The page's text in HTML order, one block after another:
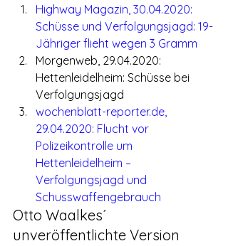
Highway Magazin, 30.04.2020:
Schüsse und Verfolgungsjagd: 19-
Jähriger flieht wegen 3 Gramm
Morgenweb, 29.04.2020:
Hettenleidelheim: Schüsse bei
Verfolgungsjagd
wochenblatt-reporter.de,
29.04.2020: Flucht vor
Polizeikontrolle um
Hettenleidelheim –
Verfolgungsjagd und
Schusswaffengebrauch
Otto Waalkes´
unveröffentlichte Version